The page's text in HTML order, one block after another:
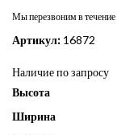
Мы перезвоним в течение
Артикул: 16872
Наличие по запросу
Высота
Ширина